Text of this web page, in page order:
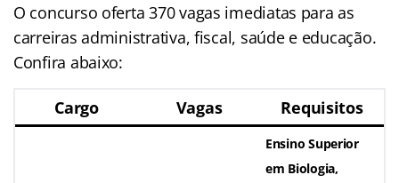
O concurso oferta 370 vagas imediatas para as
carreiras administrativa, fiscal, saúde e educação.
Confira abaixo:
Cargo Vagas Requisitos
Ensino Superior
em Biologia,